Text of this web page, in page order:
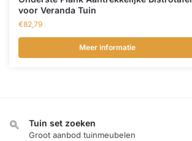
voor Veranda Tuin
€82,79
Meer informatie
Tuin set zoeken
Groot aanbod tuinmeubelen